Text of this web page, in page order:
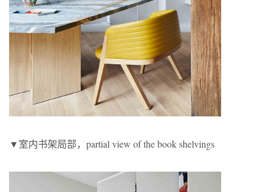
▼室内书架局部，partial view of the book shelvings